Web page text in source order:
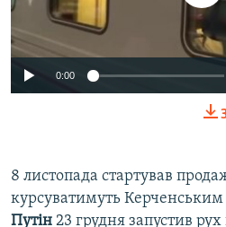
0:00
8 листопада стартував
курсуватимуть
Путін 23 грудня запустив